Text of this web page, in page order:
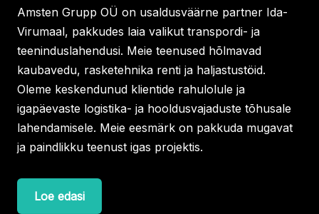
Amsten Grupp OÜ on usaldusväärne partner Ida-
Virumaal, pakkudes laia valikut transpordi- ja
teeninduslahendusi. Meie teenused hõlmavad
kaubavedu, rasketehnika renti ja haljastustöid.
Oleme keskendunud klientide rahulolule ja
igapäevaste logistika- ja hooldusvajaduste tõhusale
lahendamisele. Meie eesmärk on pakkuda mugavat
ja paindlikku teenust igas projektis.
Loe edasi